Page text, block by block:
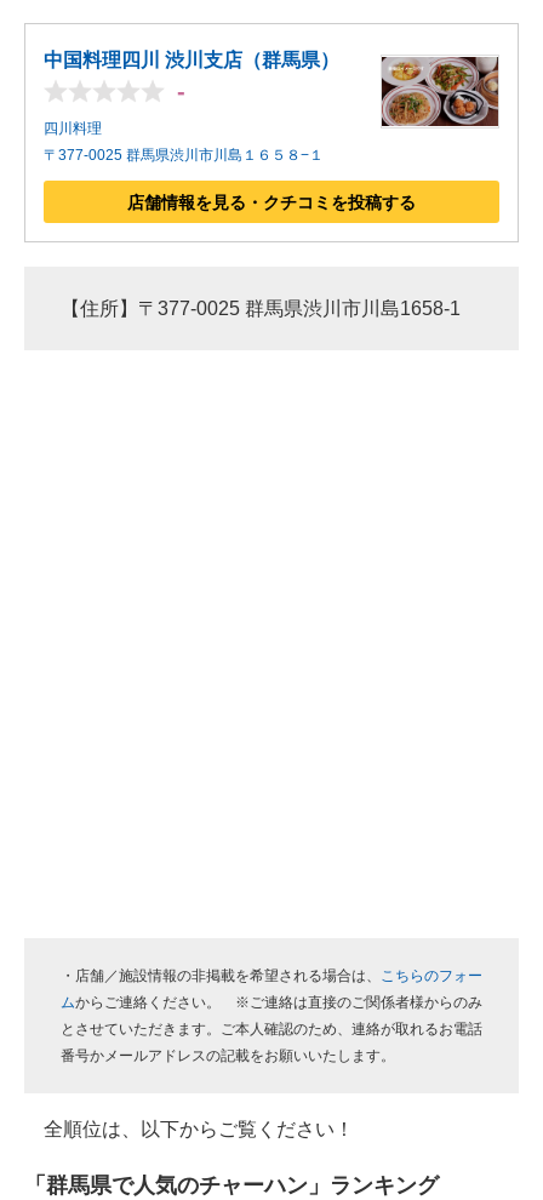
中国料理四川 渋川支店（群馬県）
-
四川料理
〒377-0025 群馬県渋川市川島１６５８−１
店舗情報を見る・クチコミを投稿する
【住所】〒377-0025 群馬県渋川市川島1658-1
・店舗／施設情報の非掲載を希望される場合は、 こちらのフォー
ムからご連絡ください。 ※ご連絡は直接のご関係者様からのみ
とさせていただきます。ご本人確認のため、連絡が取れるお電話
番号かメールアドレスの記載をお願いいたします。
全順位は、以下からご覧ください！
「群馬県で人気のチャーハン」ランキング